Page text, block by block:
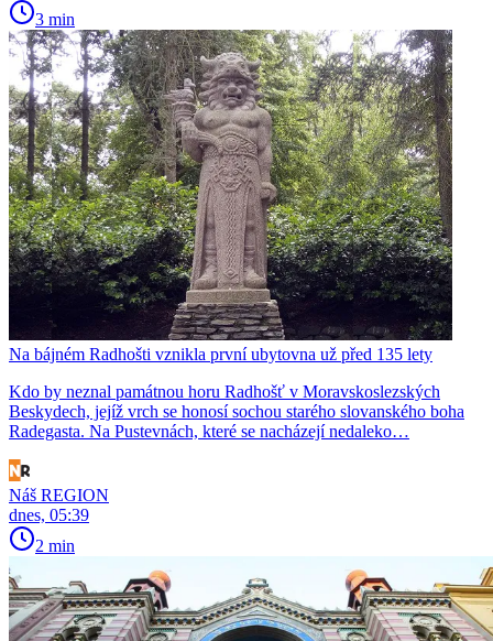
3 min
Na bájném Radhošti vznikla první ubytovna už před 135 lety
Kdo by neznal památnou horu Radhošť v Moravskoslezských
Beskydech, jejíž vrch se honosí sochou starého slovanského boha
Radegasta. Na Pustevnách, které se nacházejí nedaleko…
Náš REGION
dnes, 05:39
2 min